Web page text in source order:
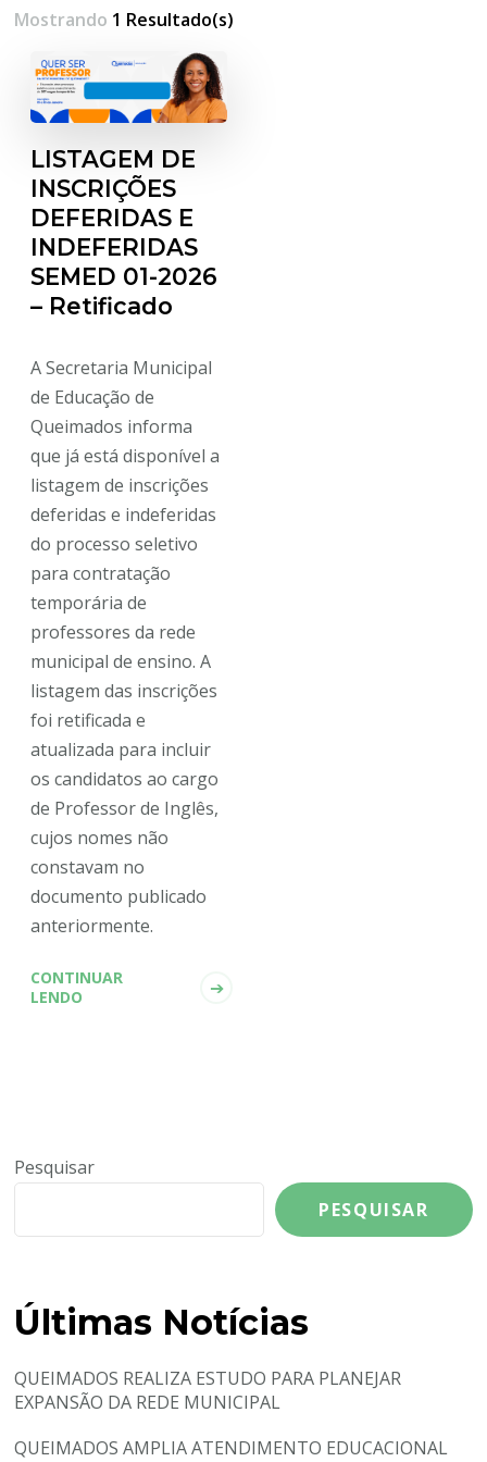
Mostrando 1 Resultado(s)
LISTAGEM DE
INSCRIÇÕES
DEFERIDAS E
INDEFERIDAS
SEMED 01-2026
– Retificado
A Secretaria Municipal
de Educação de
Queimados informa
que já está disponível a
listagem de inscrições
deferidas e indeferidas
do processo seletivo
para contratação
temporária de
professores da rede
municipal de ensino. A
listagem das inscrições
foi retificada e
atualizada para incluir
os candidatos ao cargo
de Professor de Inglês,
cujos nomes não
constavam no
documento publicado
anteriormente.
CONTINUAR
LENDO
Pesquisar
PESQUISAR
Últimas Notícias
QUEIMADOS REALIZA ESTUDO PARA PLANEJAR
EXPANSÃO DA REDE MUNICIPAL
QUEIMADOS AMPLIA ATENDIMENTO EDUCACIONAL